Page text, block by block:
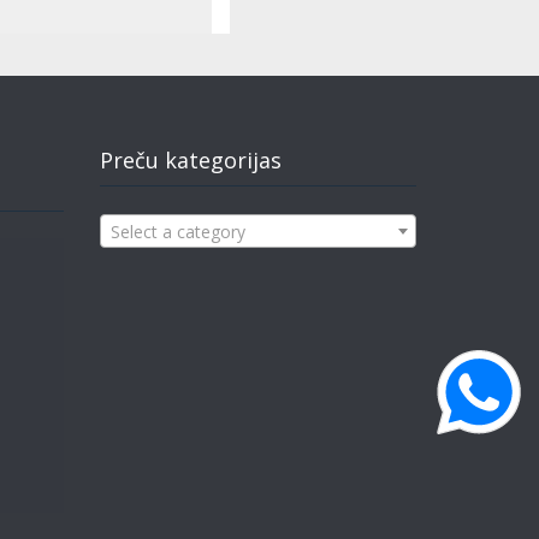
Preču kategorijas
Select a category